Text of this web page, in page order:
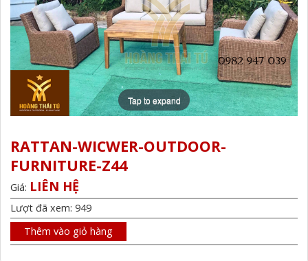
Tap to expand
RATTAN-WICWER-OUTDOOR-
FURNITURE-Z44
Giá: LIÊN HỆ
Lượt đã xem: 949
Thêm vào giỏ hàng